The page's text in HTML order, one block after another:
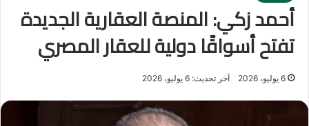
أحمد زكي: المنصة العقارية الجديدة
تفتح أسواقًا دولية للعقار المصري
6 يوليو، 2026 آخر تحديث: 6 يوليو، 2026